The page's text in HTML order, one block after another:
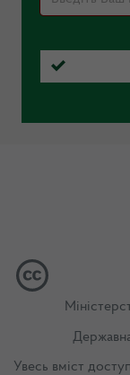
Увесь вміст